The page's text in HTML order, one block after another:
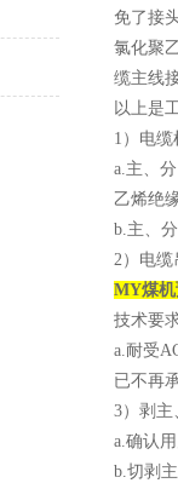
免了接
氯化聚
缆主线
以上是
1）电
a.主、
乙烯绝
b.主、
2）电缆
MY煤机
技术要
a.耐受
已不再
3）剥
a.确认
b.切剥